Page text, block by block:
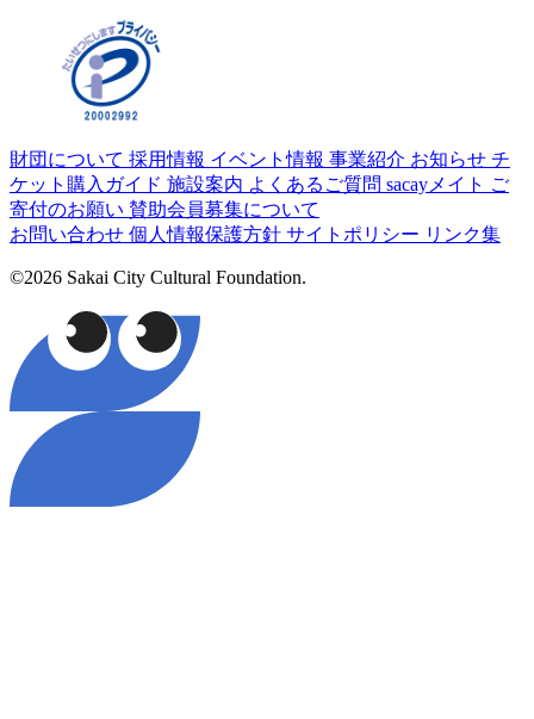
財団について 採用情報 イベント情報 事業紹介 お知らせ チ
ケット購入ガイド 施設案内 よくあるご質問 sacayメイト ご
寄付のお願い 賛助会員募集について
お問い合わせ 個人情報保護方針 サイトポリシー リンク集
©2026 Sakai City Cultural Foundation.